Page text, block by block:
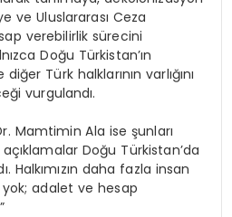
ve Uluslararası Ceza
verebilirlik sürecini
Doğu Türkistan’ın
diğer Türk halklarının varlığını
vurgulandı.
Mamtimin Ala ise şunları
açıklamalar Doğu Türkistan’da
Halkımızın daha fazla insan
yok; adalet ve hesap